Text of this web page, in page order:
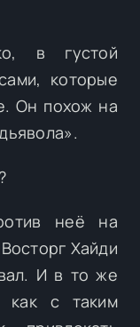
в густой
которые
Он похож на
неё на
Хайди
И в то же
как с таким